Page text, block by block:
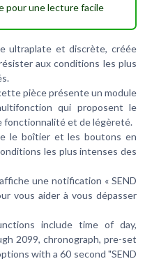
pour une lecture facile
ultraplate et discrète, créée
aux conditions les plus
pièce présente un module
qui proposent le
fonctionnalité et de légèreté.
le boîtier et les boutons en
les plus intenses des
une notification « SEND
vous aider à vous dépasser
include time of day,
2099, chronograph, pre-set
with a 60 second "SEND